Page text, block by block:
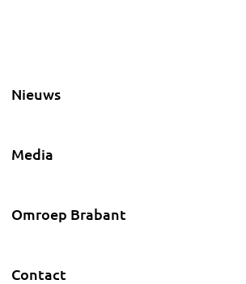
Nieuws
Media
Omroep Brabant
Contact